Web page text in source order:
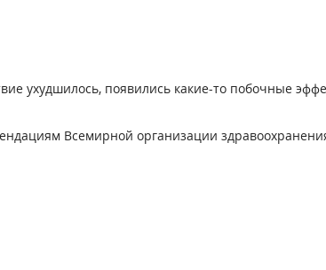
ухудшилось, появились какие-то побочные
Всемирной организации